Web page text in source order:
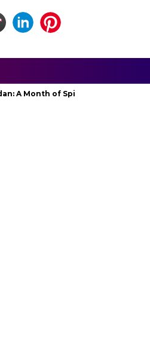
of Spiritual Reflection,